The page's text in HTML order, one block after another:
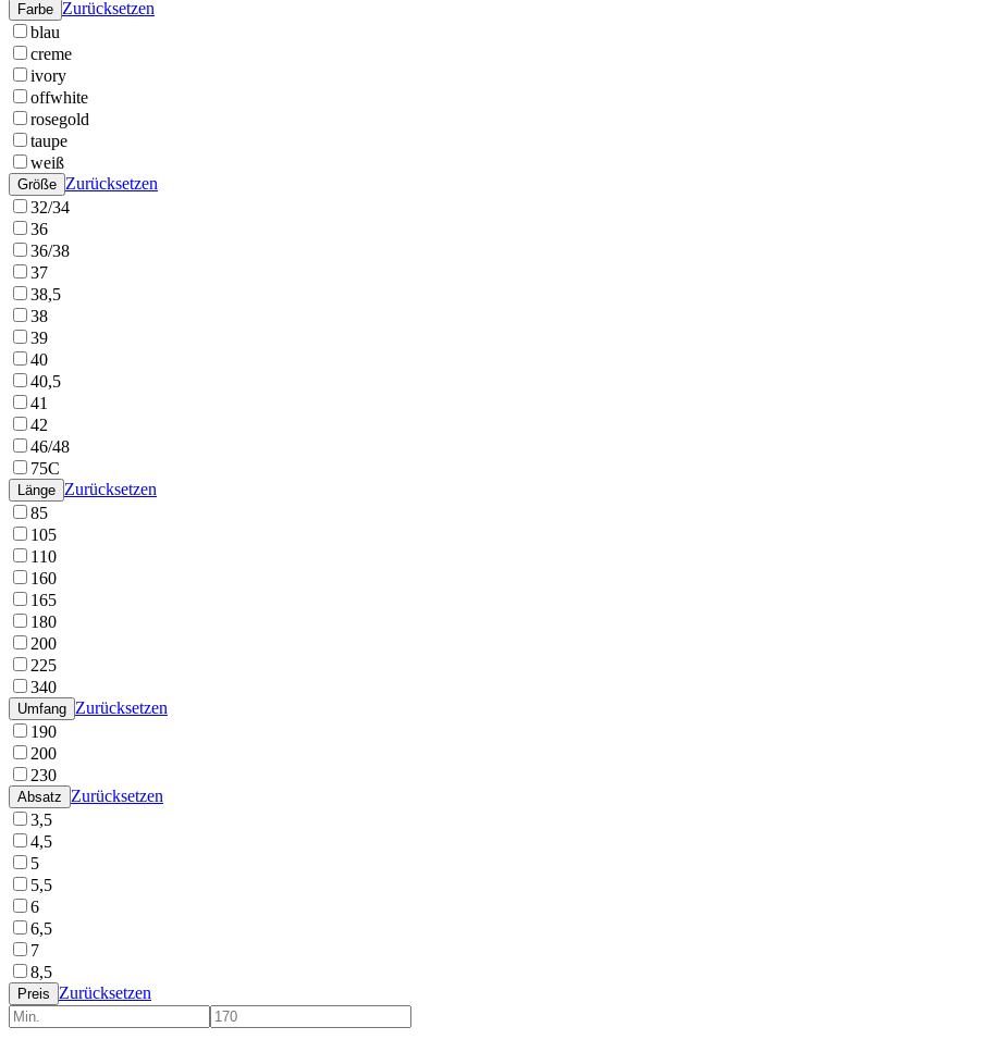
Farbe Zurücksetzen
blau
creme
ivory
offwhite
rosegold
taupe
weiß
Größe Zurücksetzen
32/34
36
36/38
37
38,5
38
39
40
40,5
41
42
46/48
75C
Länge Zurücksetzen
85
105
110
160
165
180
200
225
340
Umfang Zurücksetzen
190
200
230
Absatz
Zurücksetzen
3,5
4,5
5
5,5
6
6,5
7
8,5
Preis Zurücksetzen